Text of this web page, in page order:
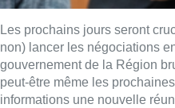
Les prochains jours seront
non) lancer les négociations
gouvernement de la Région
peut-être même les
informations une nouvelle